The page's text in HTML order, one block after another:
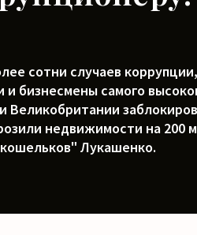
сотни случаев
бизнесмены самого
Великобритании
недвижимости на 200
Лукашенко.